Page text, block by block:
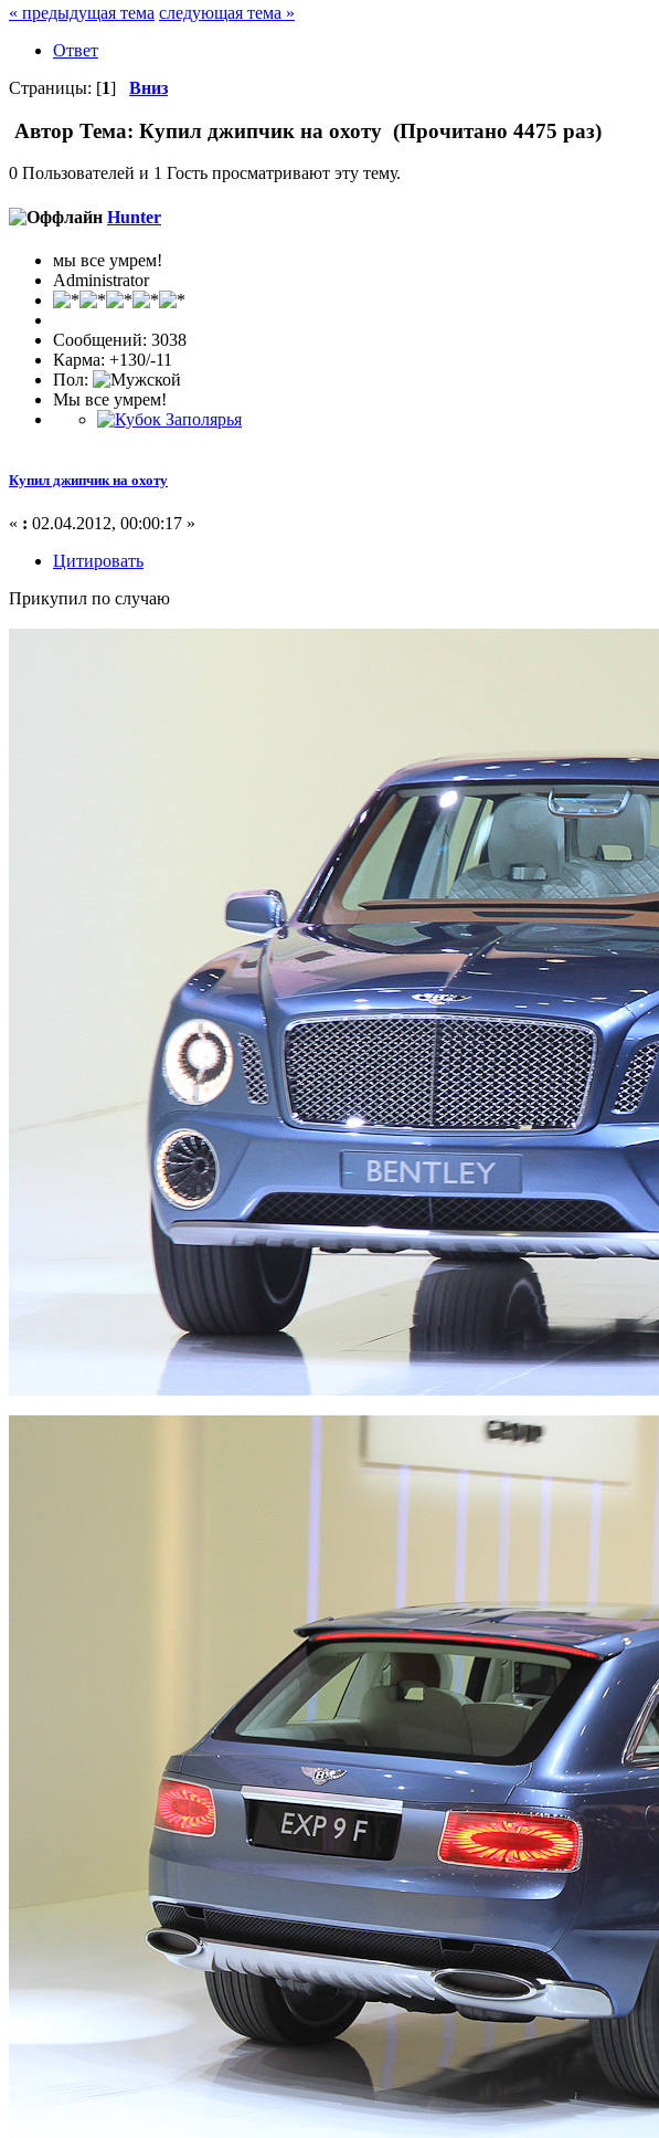
« предыдущая тема следующая тема »
Ответ
Страницы: [1] Вниз
Автор Тема: Купил джипчик на охоту (Прочитано 4475 раз)
0 Пользователей и 1 Гость просматривают эту тему.
Hunter
мы все умрем!
Administrator
Сообщений: 3038
Карма: +130/-11
Пол:
Мы все умрем!
Купил джипчик на охоту
« : 02.04.2012, 00:00:17 »
Цитировать
Прикупил по случаю